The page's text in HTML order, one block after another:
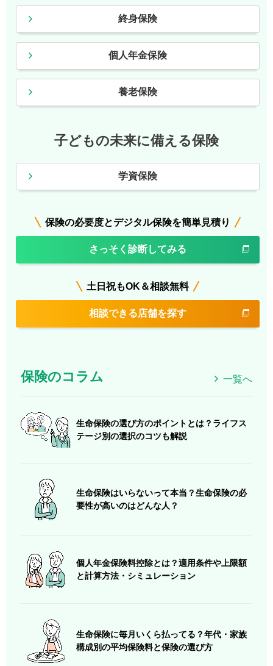
終身保険
個人年金保険
養老保険
子どもの未来に備える保険
学資保険
保険の必要度とデジタル保険を簡単見積り
さっそく診断してみる
土日祝もOK＆相談無料
相談できる店舗を探す
保険のコラム 一覧へ
生命保険の選び方のポイントとは？ライフス
テージ別の選択のコツも解説
生命保険はいらないって本当？生命保険の必
要性が高いのはどんな人？
個人年金保険料控除とは？適用条件や上限額
と計算方法・シミュレーション
生命保険に毎月いくら払ってる？年代・家族
構成別の平均保険料と保険の選び方